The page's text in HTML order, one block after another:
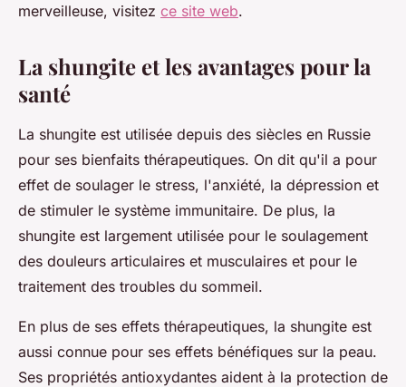
merveilleuse, visitez ce site web.
La shungite et les avantages pour la
santé
La shungite est utilisée depuis des siècles en Russie
pour ses bienfaits thérapeutiques. On dit qu'il a pour
effet de soulager le stress, l'anxiété, la dépression et
de stimuler le système immunitaire. De plus, la
shungite est largement utilisée pour le soulagement
des douleurs articulaires et musculaires et pour le
traitement des troubles du sommeil.
En plus de ses effets thérapeutiques, la shungite est
aussi connue pour ses effets bénéfiques sur la peau.
Ses propriétés antioxydantes aident à la protection de